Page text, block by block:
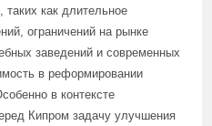
таких как длительное
ограничений на рынке
заведений и современных
в реформировании
в контексте
Кипром задачу улучшения